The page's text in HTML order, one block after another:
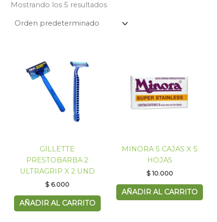
Mostrando los 5 resultados
GILLETTE
PRESTOBARBA 2
ULTRAGRIP X 2 UND
$ 6.000
AÑADIR AL CARRITO
MINORA 5 CAJAS X 5
HOJAS
$10.000
AÑADIR AL CARRITO